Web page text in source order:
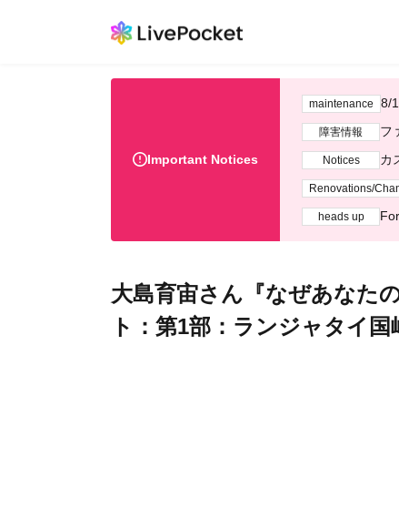
Important Notices
maintenance 8/
障害情報 フ
Notices カ
Renovations/
heads up
大島育宙さん『なぜあなた
ト：第1部：ランジャタイ